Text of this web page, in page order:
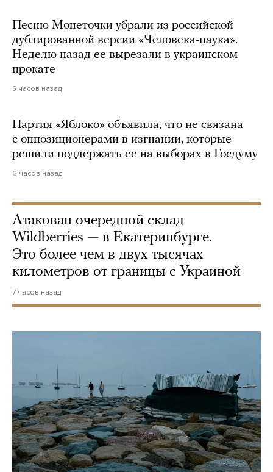
Песню Монеточки убрали из российской
дублированной версии «Человека-паука».
Неделю назад ее вырезали в украинском
прокате
5 часов назад
Партия «Яблоко» объявила, что не связана
с оппозиционерами в изгнании, которые
решили поддержать ее на выборах в Госдуму
6 часов назад
Атакован очередной склад
Wildberries — в Екатеринбурге.
Это более чем в двух тысячах
километров от границы с Украиной
7 часов назад